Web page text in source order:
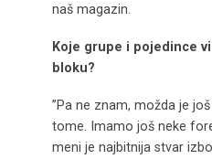
naš magazin.
Koje grupe i pojedince
bloku?
”Pa ne znam, možda je
tome. Imamo još neke
meni je najbitnija stvar